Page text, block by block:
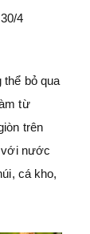
4
thể bỏ qua
từ
trên
với nước
cá kho,